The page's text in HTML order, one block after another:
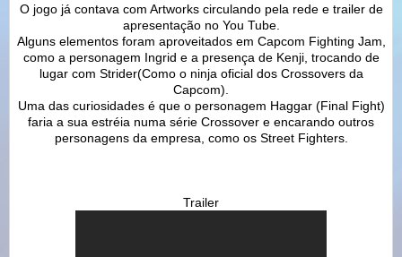
O jogo já contava com Artworks circulando pela rede e trailer de
apresentação no You Tube.
Alguns elementos foram aproveitados em Capcom Fighting Jam,
como a personagem Ingrid e a presença de Kenji, trocando de
lugar com Strider(Como o ninja oficial dos Crossovers da
Capcom).
Uma das curiosidades é que o personagem Haggar (Final Fight)
faria a sua estréia numa série Crossover e encarando outros
personagens da empresa, como os Street Fighters.
Trailer